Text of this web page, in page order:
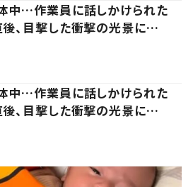
中…作業員に話しかけられた
後、目撃した衝撃の光景に…
中…作業員に話しかけられた
後、目撃した衝撃の光景に…